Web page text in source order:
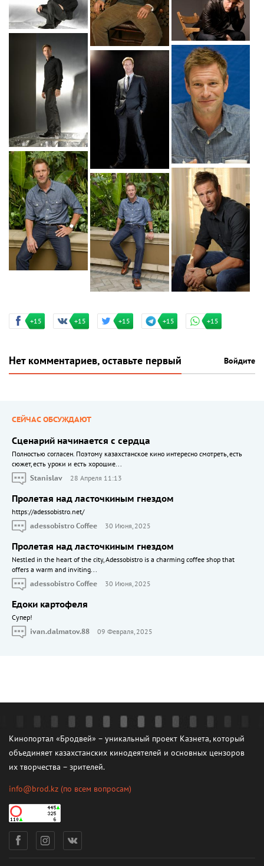
+15 +15 +15 +15 +15
Нет комментариев, оставьте первый Войдите
СЕЙЧАС ОБСУЖДАЮТ
Сценарий начинается с сердца
Полностью согласен. Поэтому казахстанское кино интересно смотреть, есть
сюжет, есть уроки и есть хорошие...
Stanislav
28 Апреля 11:13
Пролетая над ласточкиным гнездом
https://adessobistro.net/
adessobistro Coffee
30 Июня, 2025
Пролетая над ласточкиным гнездом
Nestled in the heart of the city, Adessobistro is a charming coffee shop that
offers a warm and inviting...
adessobistro Coffee
30 Июня, 2025
Едоки картофеля
Cупер!
ivan.dalmatov.88
09 Февраля, 2025
Кинопортал «Бродвей» – уникальный проект Казнета, который
объединяет казахстанских кинодеятелей и основных цензоров
их творчества – зрителей.
info@brod.kz (по всем вопросам)